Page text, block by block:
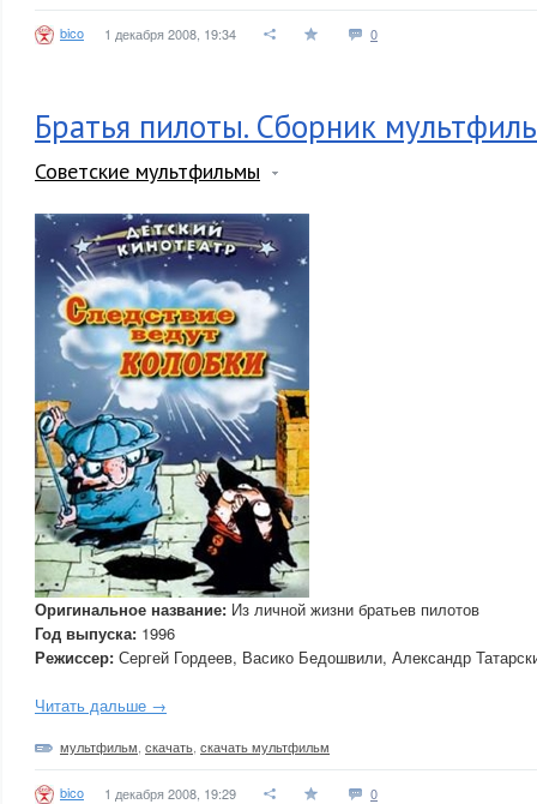
bico 1 декабря 2008, 19:34 0
Братья пилоты. Сборник
Советские мультфильмы
Оригинальное название: Из личной жизни братьев пилотов
Год выпуска: 1996
Режиссер: Сергей Гордеев, Васико Бедошвили, Александр
Читать дальше →
мультфильм скачать скачать мультфильм
bico 1 декабря 2008, 19:29 0